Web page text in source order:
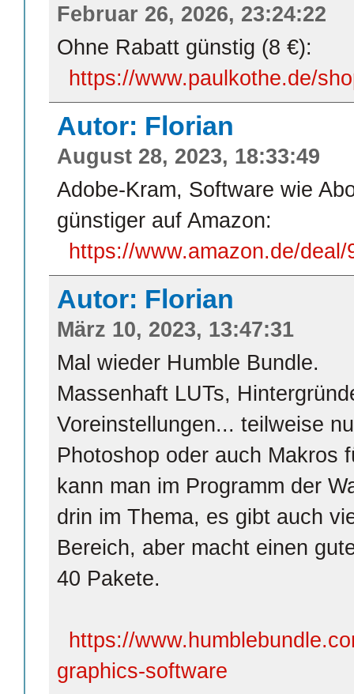
Februar 26, 2026, 23:24:22
Ohne Rabatt günstig (8 €):
https://www.paulkothe.de/
Autor: Florian
August 28, 2023, 18:33:49
Adobe-Kram, Software wie
günstiger auf Amazon:
https://www.amazon.de/deal/
Autor: Florian
März 10, 2023, 13:47:31
Mal wieder Humble Bundle.
Massenhaft LUTs,
Voreinstellungen... teilweise
Photoshop oder auch Makros
kann man im Programm der
drin im Thema, es gibt auch
Bereich, aber macht einen
40 Pakete.
https://
graphics-software